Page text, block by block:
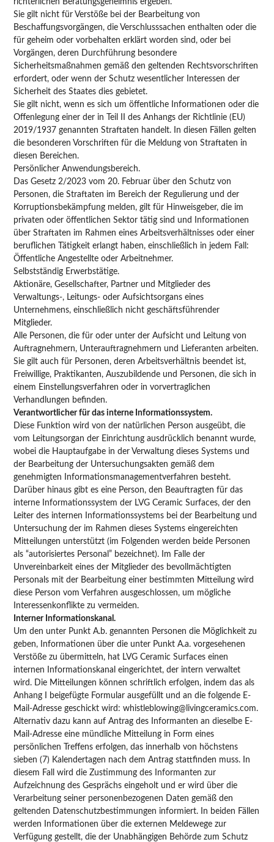
richterlichen Beratungsgeheimnis ergeben.
Sie gilt nicht für Verstöße bei der Bearbeitung von
Beschaffungsvorgängen, die Verschlusssachen enthalten oder die
für geheim oder vorbehalten erklärt worden sind, oder bei
Vorgängen, deren Durchführung besondere
Sicherheitsmaßnahmen gemäß den geltenden Rechtsvorschriften
erfordert, oder wenn der Schutz wesentlicher Interessen der
Sicherheit des Staates dies gebietet.
Sie gilt nicht, wenn es sich um öffentliche Informationen oder die
Offenlegung einer der in Teil II des Anhangs der Richtlinie (EU)
2019/1937 genannten Straftaten handelt. In diesen Fällen gelten
die besonderen Vorschriften für die Meldung von Straftaten in
diesen Bereichen.
Persönlicher Anwendungsbereich.
Das Gesetz 2/2023 vom 20. Februar über den Schutz von
Personen, die Straftaten im Bereich der Regulierung und der
Korruptionsbekämpfung melden, gilt für Hinweisgeber, die im
privaten oder öffentlichen Sektor tätig sind und Informationen
über Straftaten im Rahmen eines Arbeitsverhältnisses oder einer
beruflichen Tätigkeit erlangt haben, einschließlich in jedem Fall:
Öffentliche Angestellte oder Arbeitnehmer.
Selbstständig Erwerbstätige.
Aktionäre, Gesellschafter, Partner und Mitglieder des
Verwaltungs-, Leitungs- oder Aufsichtsorgans eines
Unternehmens, einschließlich nicht geschäftsführender
Mitglieder.
Alle Personen, die für oder unter der Aufsicht und Leitung von
Auftragnehmern, Unterauftragnehmern und Lieferanten arbeiten.
Sie gilt auch für Personen, deren Arbeitsverhältnis beendet ist,
Freiwillige, Praktikanten, Auszubildende und Personen, die sich in
einem Einstellungsverfahren oder in vorvertraglichen
Verhandlungen befinden.
Verantwortlicher für das interne Informationssystem.
Diese Funktion wird von der natürlichen Person ausgeübt, die
vom Leitungsorgan der Einrichtung ausdrücklich benannt wurde,
wobei die Hauptaufgabe in der Verwaltung dieses Systems und
der Bearbeitung der Untersuchungsakten gemäß dem
genehmigten Informationsmanagementverfahren besteht.
Darüber hinaus gibt es eine Person, den Beauftragten für das
interne Informationssystem der LVG Ceramic Surfaces, der den
Leiter des internen Informationssystems bei der Bearbeitung und
Untersuchung der im Rahmen dieses Systems eingereichten
Mitteilungen unterstützt (im Folgenden werden beide Personen
als “autorisiertes Personal” bezeichnet). Im Falle der
Unvereinbarkeit eines der Mitglieder des bevollmächtigten
Personals mit der Bearbeitung einer bestimmten Mitteilung wird
diese Person vom Verfahren ausgeschlossen, um mögliche
Interessenkonflikte zu vermeiden.
Interner Informationskanal.
Um den unter Punkt A.b. genannten Personen die Möglichkeit zu
geben, Informationen über die unter Punkt A.a. vorgesehenen
Verstöße zu übermitteln, hat LVG Ceramic Surfaces einen
internen Informationskanal eingerichtet, der intern verwaltet
wird. Die Mitteilungen können schriftlich erfolgen, indem das als
Anhang I beigefügte Formular ausgefüllt und an die folgende E-
Mail-Adresse geschickt wird: whistleblowing@livingceramics.com.
Alternativ dazu kann auf Antrag des Informanten an dieselbe E-
Mail-Adresse eine mündliche Mitteilung in Form eines
persönlichen Treffens erfolgen, das innerhalb von höchstens
sieben (7) Kalendertagen nach dem Antrag stattfinden muss. In
diesem Fall wird die Zustimmung des Informanten zur
Aufzeichnung des Gesprächs eingeholt und er wird über die
Verarbeitung seiner personenbezogenen Daten gemäß den
geltenden Datenschutzbestimmungen informiert. In beiden Fällen
werden Informationen über die externen Meldewege zur
Verfügung gestellt, die der Unabhängigen Behörde zum Schutz